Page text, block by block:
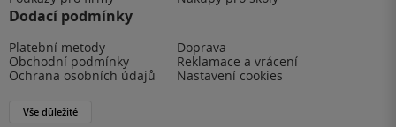
Dodací podmínky
Platební metody
Doprava
Obchodní podmínky
Reklamace a vrácení
Ochrana osobních údajů
Nastavení cookies
Vše důležité